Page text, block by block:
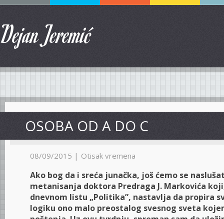
Dejan Jeremić
OSOBA OD A DO C
08/09/2015 | Otisak vremena
Ako bog da i sreća junačka, još ćemo se
metanisanja doktora Predraga J. Markovića
dnevnom listu „Politika”, nastavlja da propira
logiku ono malo preostalog svesnog sveta